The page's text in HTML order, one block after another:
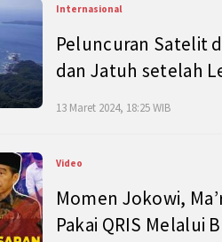
Internasional
Peluncuran Satelit
dan Jatuh setelah
13 Maret 2024, 18:25 WIB
Video
Momen Jokowi,
Pakai QRIS Melalui